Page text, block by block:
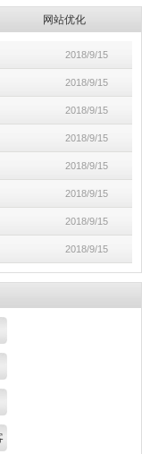
网站优化
2018/9/15
2018/9/15
2018/9/15
2018/9/15
2018/9/15
2018/9/15
2018/9/15
2018/9/15